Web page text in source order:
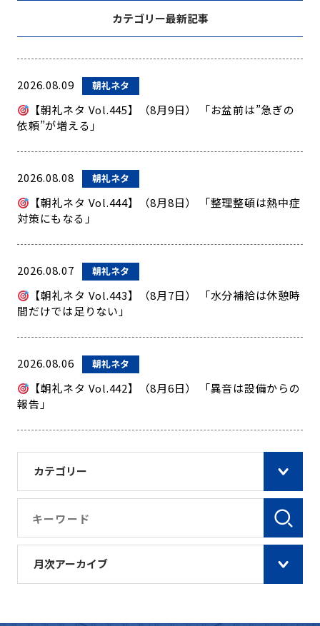
カテゴリー
月次アーカイブ
カテゴリー最新記事
2026.08.09 朝礼ネタ
【朝礼ネタ Vol.445】（8月9日） 「お盆前は”急ぎの
依頼”が増える」
2026.08.08 朝礼ネタ
【朝礼ネタ Vol.444】（8月8日） 「整理整頓は熱中症
対策にもなる」
2026.08.07 朝礼ネタ
【朝礼ネタ Vol.443】（8月7日） 「水分補給は休憩時
間だけでは足りない」
2026.08.06 朝礼ネタ
【朝礼ネタ Vol.442】（8月6日） 「異音は設備からの
報告」